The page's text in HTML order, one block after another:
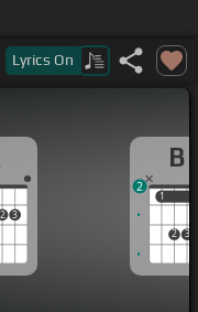
zum[B]zum, guck
liebe
Lyrics On
2 3
B
1
2 3
1
2